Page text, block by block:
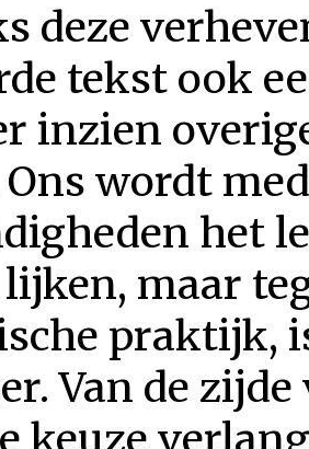
deze
tekst ook
inzien
wordt
het
maar
praktijk,
Van de
keuze